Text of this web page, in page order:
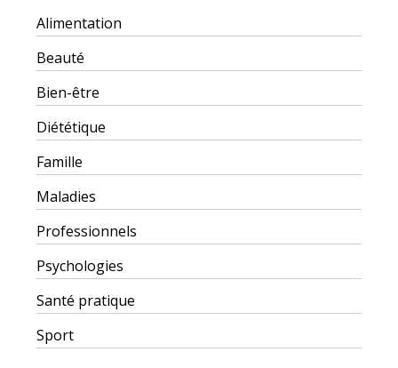
Alimentation
Beauté
Bien-être
Diététique
Famille
Maladies
Professionnels
Psychologies
Santé pratique
Sport